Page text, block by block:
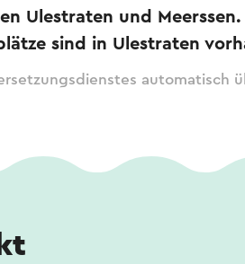
Ulestraten und
sind in Ulestraten
automatisch